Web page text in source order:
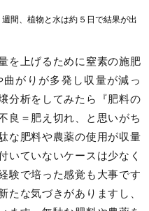
間、植物と水は約５日で結果が出
を上げるために窒素の施肥
がりが多発し収量が減っ
分析をしてみたら『肥料の
良＝肥え切れ、と思いがち
な肥料や農薬の使用が収量
いていないケースは少なく
験で培った感覚も大事です
たな気づきがありますし、